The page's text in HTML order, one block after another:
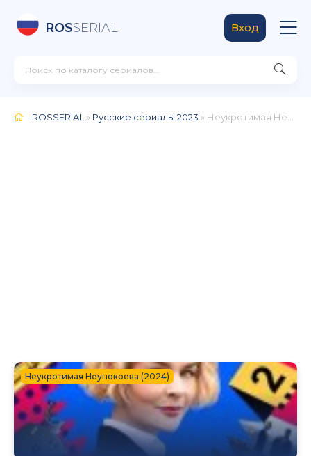
ROSSERIAL Вход
ROSSERIAL » Русские сериалы 2023 » Неукротимая Неупокоева (2024)
Неукротимая Неупокоева (2024)